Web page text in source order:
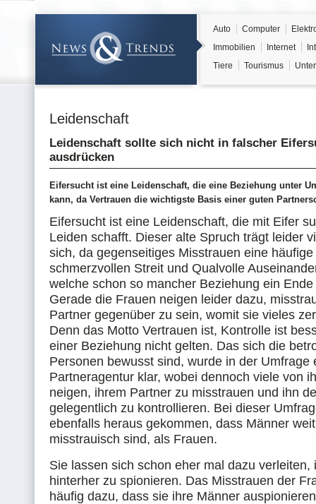
Auto Computer
Immobilien
Internet
Tiere
Tourismus
Leidenschaft
Leidenschaft sollte sich nicht in falscher
ausdrücken
Eifersucht ist eine Leidenschaft, die eine Beziehung unter
kann, da Vertrauen die wichtigste Basis einer guten
Eifersucht ist eine Leidenschaft, die mit Eifer
Leiden schafft. Dieser alte Spruch trägt leider
sich, da gegenseitiges Misstrauen eine
schmerzvollen Streit und Qualvolle
welche schon so mancher Beziehung ein
Gerade die Frauen neigen leider dazu,
Partner gegenüber zu sein, womit sie vieles
Denn das Motto Vertrauen ist, Kontrolle ist
einer Beziehung nicht gelten. Das sich die
Personen bewusst sind, wurde in der Umfrage
Partneragentur klar, wobei dennoch viele von
neigen, ihrem Partner zu misstrauen und ihn
gelegentlich zu kontrollieren. Bei dieser
ebenfalls heraus gekommen, dass Männer
misstrauisch sind, als Frauen.
Sie lassen sich schon eher mal dazu verleiten,
hinterher zu spionieren. Das Misstrauen der
häufig dazu, dass sie ihre Männer